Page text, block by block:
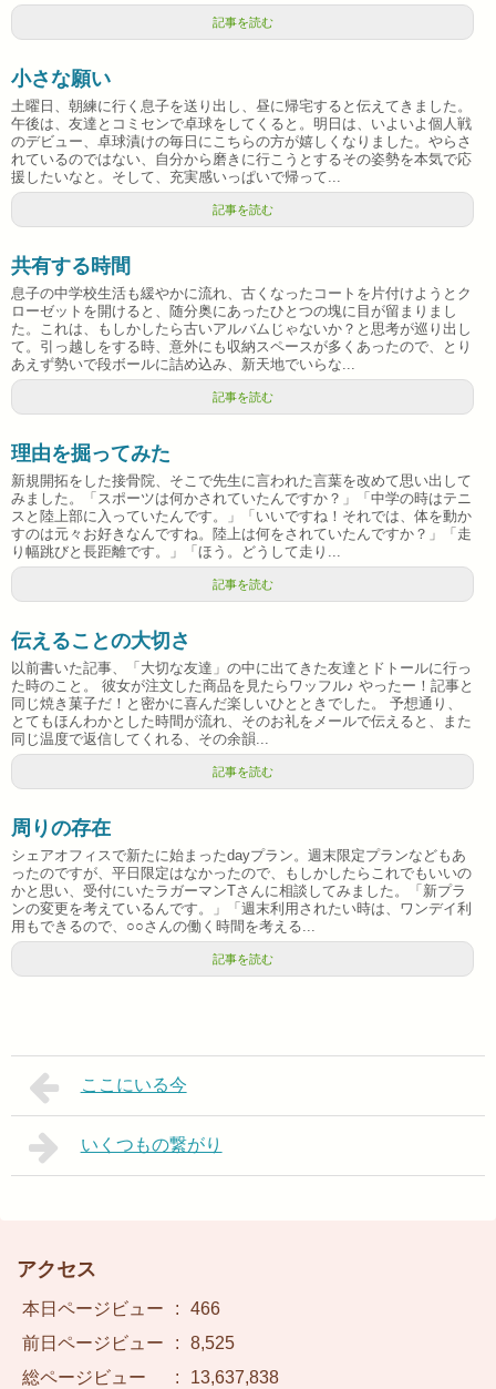
記事を読む
小さな願い
土曜日、朝練に行く息子を送り出し、昼に帰宅すると伝えてきました。
午後は、友達とコミセンで卓球をしてくると。明日は、いよいよ個人戦
のデビュー、卓球漬けの毎日にこちらの方が嬉しくなりました。やらさ
れているのではない、自分から磨きに行こうとするその姿勢を本気で応
援したいなと。そして、充実感いっぱいで帰って...
記事を読む
共有する時間
息子の中学校生活も緩やかに流れ、古くなったコートを片付けようとク
ローゼットを開けると、随分奥にあったひとつの塊に目が留まりまし
た。これは、もしかしたら古いアルバムじゃないか？と思考が巡り出し
て。引っ越しをする時、意外にも収納スペースが多くあったので、とり
あえず勢いで段ボールに詰め込み、新天地でいらな...
記事を読む
理由を掘ってみた
新規開拓をした接骨院、そこで先生に言われた言葉を改めて思い出して
みました。「スポーツは何かされていたんですか？」「中学の時はテニ
スと陸上部に入っていたんです。」「いいですね！それでは、体を動か
すのは元々お好きなんですね。陸上は何をされていたんですか？」「走
り幅跳びと長距離です。」「ほう。どうして走り...
記事を読む
伝えることの大切さ
以前書いた記事、「大切な友達」の中に出てきた友達とドトールに行っ
た時のこと。 彼女が注文した商品を見たらワッフル♪ やったー！記事と
同じ焼き菓子だ！と密かに喜んだ楽しいひとときでした。 予想通り、
とてもほんわかとした時間が流れ、そのお礼をメールで伝えると、また
同じ温度で返信してくれる、その余韻...
記事を読む
周りの存在
シェアオフィスで新たに始まったdayプラン。週末限定プランなどもあ
ったのですが、平日限定はなかったので、もしかしたらこれでもいいの
かと思い、受付にいたラガーマンTさんに相談してみました。「新プラ
ンの変更を考えているんです。」「週末利用されたい時は、ワンデイ利
用もできるので、○○さんの働く時間を考える...
記事を読む
ここにいる今
いくつもの繋がり
アクセス
本日ページビュー :
466
前日ページビュー
:
8,525
総ページビュー
: 13,637,838